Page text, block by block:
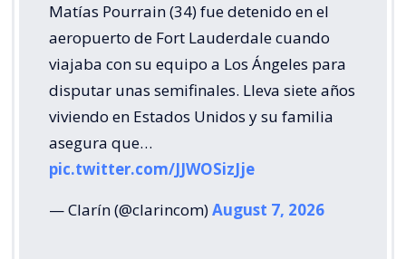
Matías Pourrain (34) fue detenido en el
aeropuerto de Fort Lauderdale cuando
viajaba con su equipo a Los Ángeles para
disputar unas semifinales. Lleva siete años
viviendo en Estados Unidos y su familia
asegura que…
pic.twitter.com/JJWOSizJje
— Clarín (@clarincom)August 7, 2026